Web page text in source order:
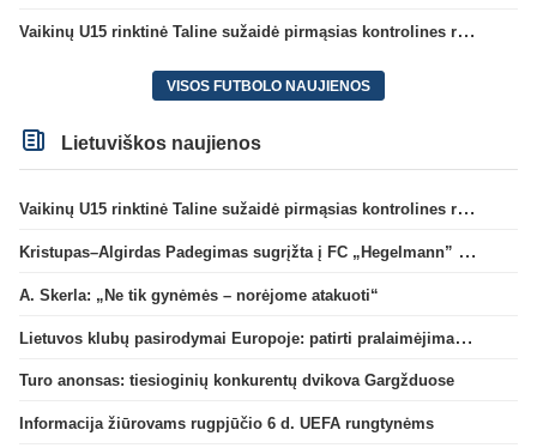
Vaikinų U15 rinktinė Taline sužaidė pirmąsias kontrolines rungtynes
VISOS FUTBOLO NAUJIENOS
Lietuviškos naujienos
Vaikinų U15 rinktinė Taline sužaidė pirmąsias kontrolines rungtynes
Kristupas–Algirdas Padegimas sugrįžta į FC „Hegelmann” B sudėtį
A. Skerla: „Ne tik gynėmės – norėjome atakuoti“
Lietuvos klubų pasirodymai Europoje: patirti pralaimėjimai Kroatijos atstovams
Turo anonsas: tiesioginių konkurentų dvikova Gargžduose
Informacija žiūrovams rugpjūčio 6 d. UEFA rungtynėms